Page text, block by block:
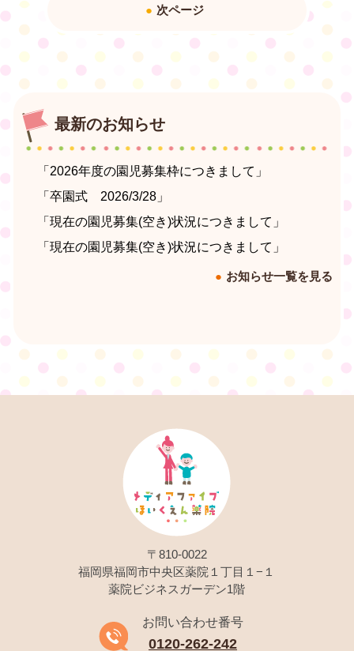
次ページ
最新のお知らせ
「2026年度の園児募集枠につきまして」
「卒園式 2026/3/28」
「現在の園児募集(空き)状況につきまして」
「現在の園児募集(空き)状況につきまして」
お知らせ一覧を見る
〒810-0022
福岡県福岡市中央区薬院１丁目１−１
薬院ビジネスガーデン1階
お問い合わせ番号
0120-262-242